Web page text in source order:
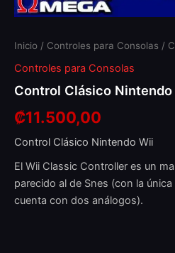
Inicio / Controles para Consolas /
Controles para Consolas
Control Clásico Nintendo
₡11.500,00
Control Clásico Nintendo Wii
El Wii Classic Controller es un
parecido al de Snes (con la
cuenta con dos análogos).